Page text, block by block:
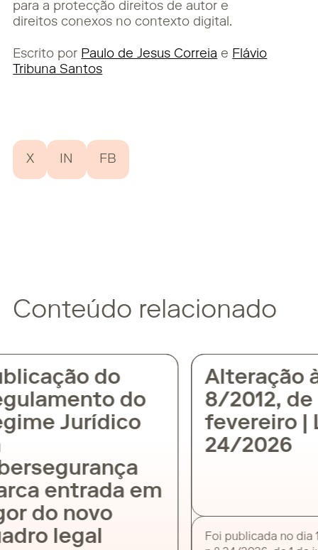
para a protecção direitos de autor e
direitos conexos no contexto digital.
Escrito por Paulo de Jesus Correia e Flávio
Tribuna Santos
X IN FB
Conteúdo relacionado
do
do
Jurídico
entrada em
do novo
legal
Alteração à
8/2012, de
fevereiro |
24/2026
Foi publicada no dia 1